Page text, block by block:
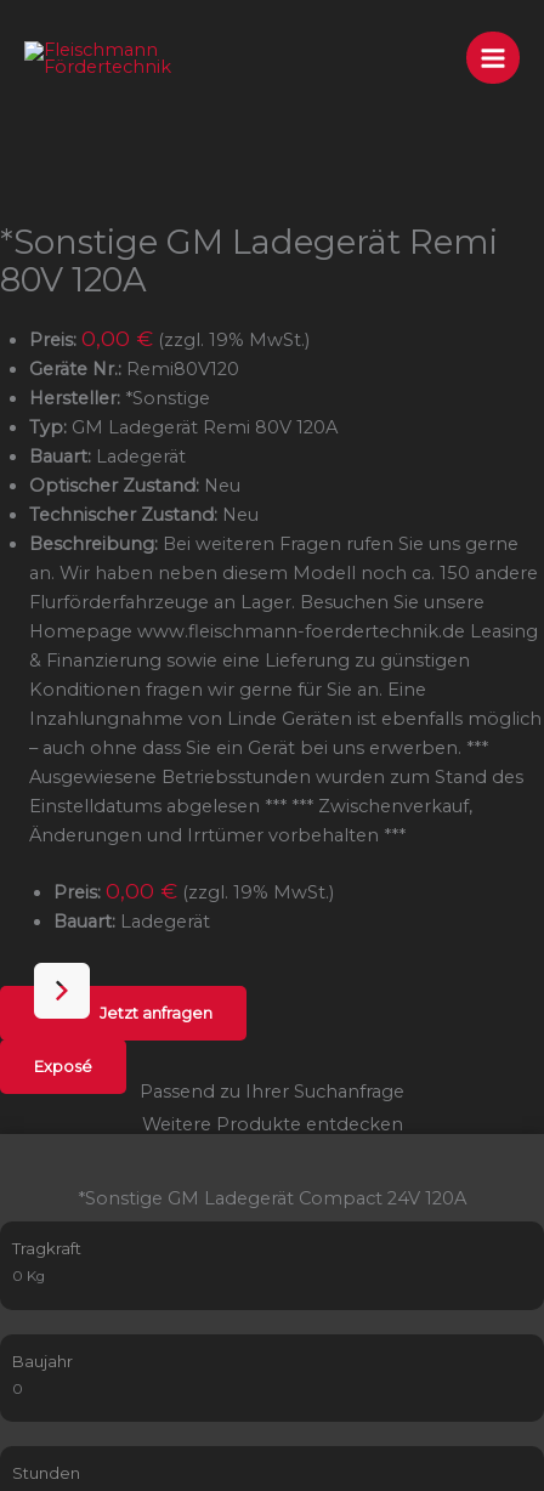
Inhalt
springen
*Sonstige GM Ladegerät Remi
80V 120A
Preis: 0,00 €(zzgl. 19% MwSt.)
Geräte Nr.:Remi80V120
Hersteller:*Sonstige
Typ:GM Ladegerät Remi 80V 120A
Bauart:Ladegerät
Optischer Zustand:Neu
Technischer Zustand:Neu
Beschreibung:Bei weiteren Fragen rufen Sie uns gerne
an. Wir haben neben diesem Modell noch ca. 150 andere
Flurförderfahrzeuge an Lager. Besuchen Sie unsere
Homepage www.fleischmann-foerdertechnik.de Leasing
& Finanzierung sowie eine Lieferung zu günstigen
Konditionen fragen wir gerne für Sie an. Eine
Inzahlungnahme von Linde Geräten ist ebenfalls möglich
– auch ohne dass Sie ein Gerät bei uns erwerben. ***
Ausgewiesene Betriebsstunden wurden zum Stand des
Einstelldatums abgelesen *** *** Zwischenverkauf,
Änderungen und Irrtümer vorbehalten ***
Preis: 0,00 €(zzgl. 19% MwSt.)
Bauart:Ladegerät
Jetzt anfragen
Exposé
Passend zu Ihrer Suchanfrage
Weitere Produkte entdecken
*Sonstige GM Ladegerät Compact 24V 120A
Tragkraft
0 Kg
Baujahr
0
Stunden